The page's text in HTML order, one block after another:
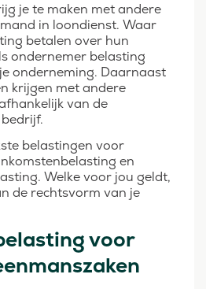
je te maken met andere
in loondienst. Waar
betalen over hun
ondernemer belasting
onderneming. Daarnaast
krijgen met andere
van de
belastingen voor
en
Welke voor jou geldt,
de rechtsvorm van je
voor